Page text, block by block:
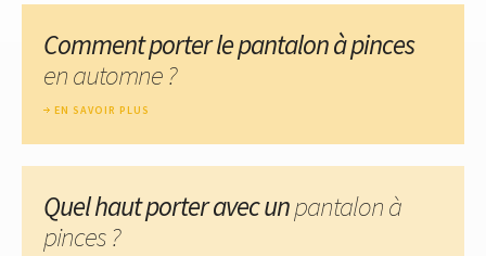
Comment porter le pantalon à pinces
en automne ?
EN SAVOIR PLUS
Quel haut porter avec unpantalon à
pinces ?